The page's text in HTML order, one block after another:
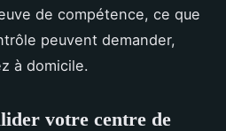
de compétence, ce que
peuvent demander,
à domicile.
votre centre de